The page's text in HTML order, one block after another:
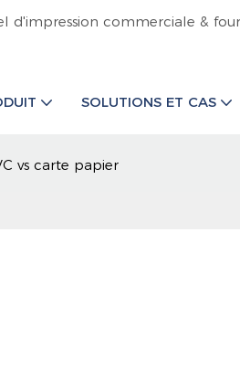
commerciale &
SOLUTIONS ET CAS
vs carte papier